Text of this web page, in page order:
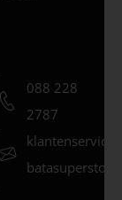
088 228
2787